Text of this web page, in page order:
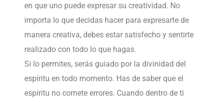
en que uno puede expresar su creatividad. No
importa lo que decidas hacer para expresarte de
manera creativa, debes estar satisfecho y sentirte
realizado con todo lo que hagas.
Si lo permites, serás guiado por la divinidad del
espíritu en todo momento. Has de saber que el
espíritu no comete errores. Cuando dentro de ti